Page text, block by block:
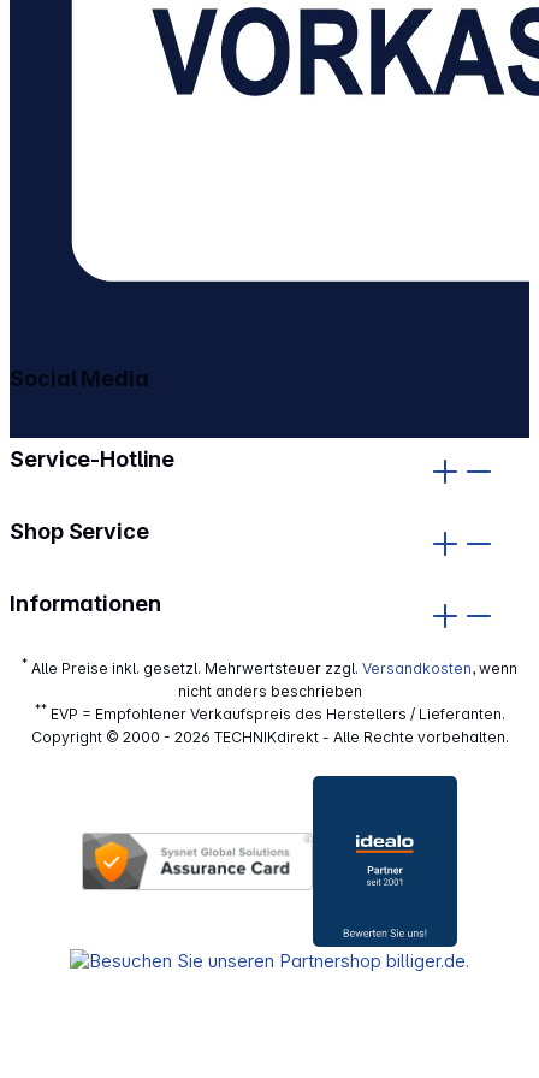
Service-Hotline
Shop Service
Informationen
Social Media
* Alle Preise inkl. gesetzl. Mehrwertsteuer zzgl. Versandkosten, wenn
nicht anders beschrieben
**EVP = Empfohlener Verkaufspreis des Herstellers / Lieferanten.
Copyright © 2000 - 2026 TECHNIKdirekt - Alle Rechte vorbehalten.